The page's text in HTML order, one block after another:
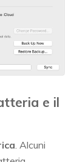
e il
. Alcuni